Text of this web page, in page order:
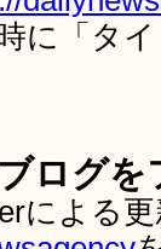
に「タ
ログを
による